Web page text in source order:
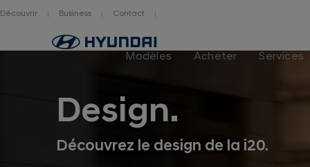
Découvrir Business Contact
Hyundai
logo
Modèles Acheter Services
Design.
Découvrez le design de la i20.